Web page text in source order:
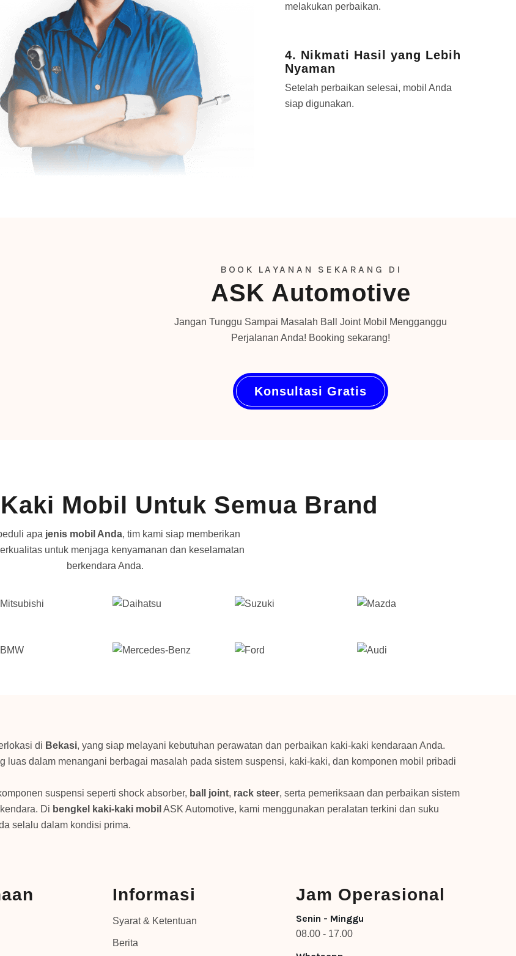
melakukan perbaikan.
4. Nikmati Hasil yang Lebih
Nyaman
Setelah perbaikan selesai, mobil Anda
siap digunakan.
BOOK LAYANAN SEKARANG DI
ASK Automotive
Jangan Tunggu Sampai Masalah Ball Joint Mobil Mengganggu
Perjalanan Anda! Booking sekarang!
Konsultasi Gratis
Mobil Untuk Semua Brand
apa jenis mobil Anda, tim kami siap memberikan
untuk menjaga kenyamanan dan keselamatan
berkendara Anda.
di Bekasi, yang siap melayani kebutuhan perawatan dan perbaikan kaki-kaki kendaraan Anda.
dalam menangani berbagai masalah pada sistem suspensi, kaki-kaki, dan komponen mobil pribadi
suspensi seperti shock absorber, ball joint, rack steer, serta pemeriksaan dan perbaikan sistem
Di bengkel kaki-kaki mobil ASK Automotive, kami menggunakan peralatan terkini dan suku
selalu dalam kondisi prima.
Informasi
Syarat & Ketentuan
Berita
Jam Operasional
Senin - Minggu
08.00 - 17.00